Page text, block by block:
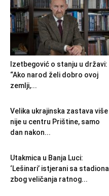
Izetbegović o stanju u državi:
“Ako narod želi dobro ovoj
zemlji,...
Velika ukrajinska zastava više
nije u centru Prištine, samo
dan nakon...
Utakmica u Banja Luci:
‘Lešinari’ istjerani sa stadiona
zbog veličanja ratnog...